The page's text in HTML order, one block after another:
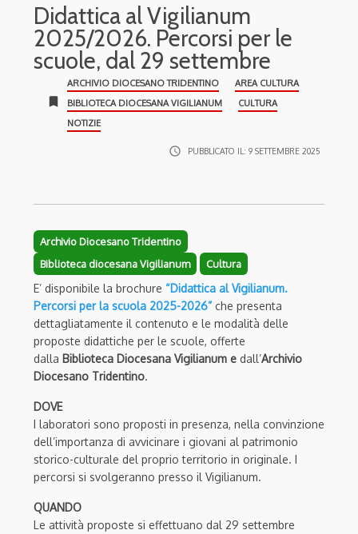
Didattica al Vigilianum
2025/2026. Percorsi per le
scuole, dal 29 settembre
bookmark
ARCHIVIO DIOCESANO TRIDENTINO
AREA CULTURA
BIBLIOTECA DIOCESANA VIGILIANUM
CULTURA
NOTIZIE
access_time PUBBLICATO IL: 9 SETTEMBRE 2025
Archivio Diocesano Tridentino
Biblioteca diocesana Vigilianum
Cultura
E’ disponibile la brochure “Didattica al Vigilianum.
Percorsi per la scuola 2025-2026” che presenta
dettagliatamente il contenuto e le modalità delle
proposte didattiche per le scuole, offerte
dalla Biblioteca Diocesana Vigilianum e dall’Archivio
Diocesano Tridentino.
DOVE
I laboratori sono proposti in presenza, nella convinzione
dell’importanza di avvicinare i giovani al patrimonio
storico-culturale del proprio territorio in originale. I
percorsi si svolgeranno presso il Vigilianum.
QUANDO
Le attività proposte si effettuano dal 29 settembre